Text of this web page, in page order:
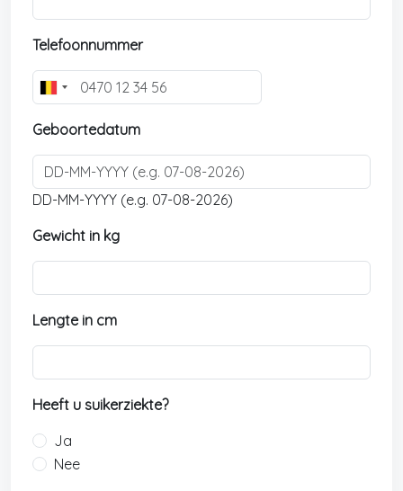
Telefoonnummer
B
l
g
i
u
+
3
Geboortedatum
DD-MM-YYYY (e.g. 07-08-2026)
Gewicht in kg
Lengte in cm
Heeft u suikerziekte?
Ja
Nee